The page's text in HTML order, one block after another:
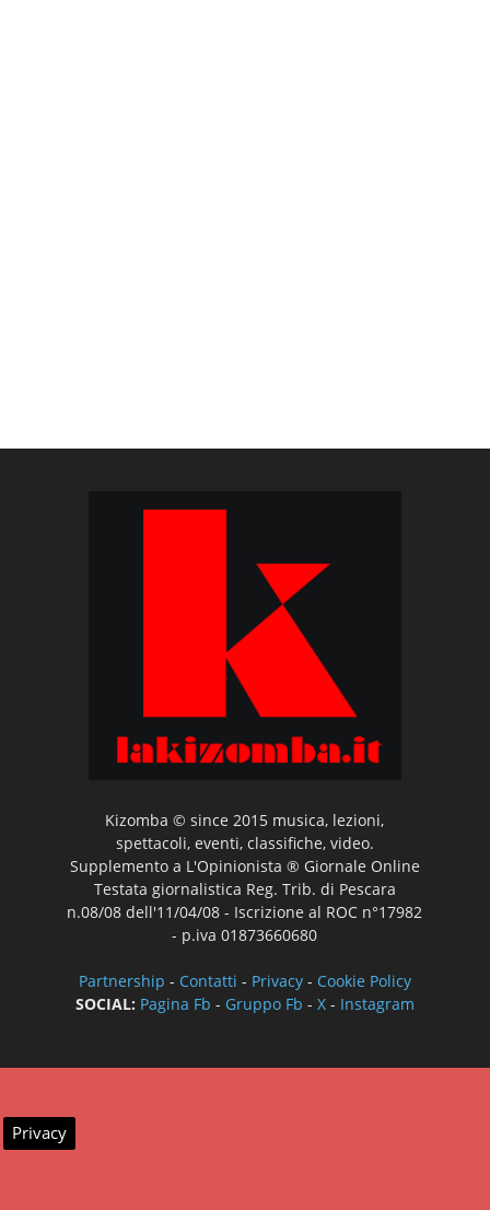
Kizomba © since 2015 musica, lezioni,
spettacoli, eventi, classifiche, video.
Supplemento a L'Opinionista ® Giornale Online
Testata giornalistica Reg. Trib. di Pescara
n.08/08 dell'11/04/08 - Iscrizione al ROC n°17982
- p.iva 01873660680
Partnership - Contatti - Privacy- Cookie Policy
SOCIAL: Pagina Fb - Gruppo Fb - X- Instagram
Privacy